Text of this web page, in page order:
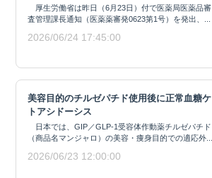
厚生労働省は昨日（6月23日）付で医薬局医薬品審
査管理課長通知（医薬薬審発0623第1号）を発出、...
2026/06/24 17:45:00
美容目的のチルゼパチド使用後に正常血糖ケ
トアシドーシス
日本では、GIP／GLP-1受容体作動薬チルゼパチド
（商品名マンジャロ）の美容・痩身目的での適応外...
2026/06/23 12:00:00